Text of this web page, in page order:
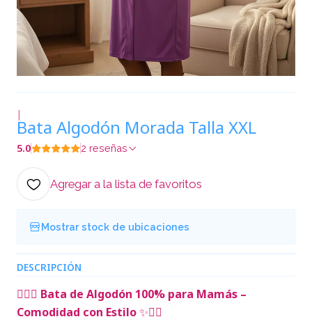
|
Bata Algodón Morada Talla XXL
5.0 2 reseñas
Agregar a la lista de favoritos
Mostrar stock de ubicaciones
DESCRIPCIÓN
🧖‍♀️✨ Bata de Algodón 100% para Mamás –
Comodidad con Estilo✨🧖‍♀️